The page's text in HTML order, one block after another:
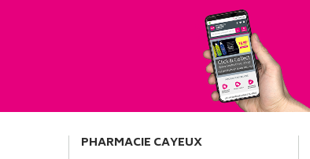
PHARMACIE CAYEUX